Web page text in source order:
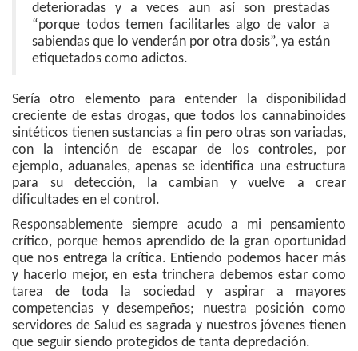
deterioradas y a veces aun así son prestadas
“porque todos temen facilitarles algo de valor a
sabiendas que lo venderán por otra dosis”, ya están
etiquetados como adictos.
Sería otro elemento para entender la disponibilidad
creciente de estas drogas, que todos los cannabinoides
sintéticos tienen sustancias a fin pero otras son variadas,
con la intención de escapar de los controles, por
ejemplo, aduanales, apenas se identifica una estructura
para su detección, la cambian y vuelve a crear
dificultades en el control.
Responsablemente siempre acudo a mi pensamiento
crítico, porque hemos aprendido de la gran oportunidad
que nos entrega la crítica. Entiendo podemos hacer más
y hacerlo mejor, en esta trinchera debemos estar como
tarea de toda la sociedad y aspirar a mayores
competencias y desempeños; nuestra posición como
servidores de Salud es sagrada y nuestros jóvenes tienen
que seguir siendo protegidos de tanta depredación.